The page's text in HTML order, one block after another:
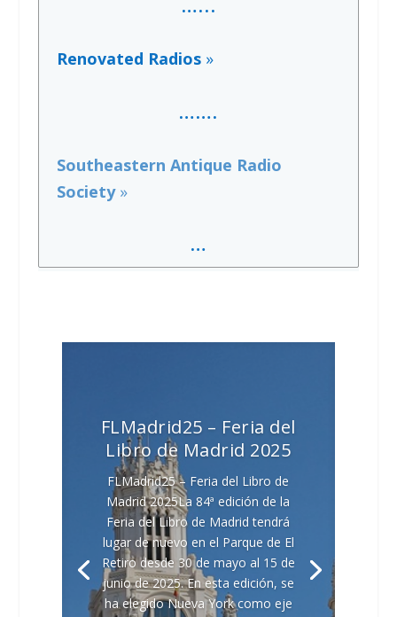
Renovated Radios»
…….
Southeastern Antique Radio
Society»
…
FLMadrid25 – Feria del
Libro de Madrid 2025
FLMadrid25 – Feria del Libro de
Madrid 2025La 84ª edición de la
Feria del Libro de Madrid tendrá
lugar de nuevo en el Parque de El
Retiro desde 30 de mayo al 15 de
junio de 2025. En esta edición, se
ha elegido Nueva York como eje